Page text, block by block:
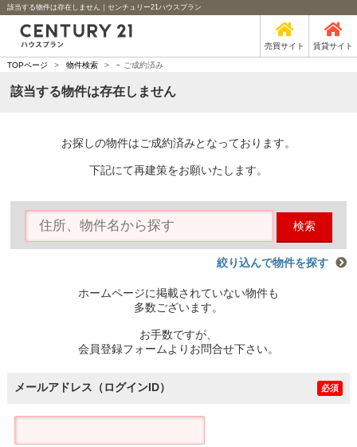
該当する物件は存在しません｜センチュリー21ハウスプラン
売買サイト 賃貸サイト
TOPページ > 物件検索 > - ご成約済み
該当する物件は存在しません
お探しの物件はご成約済みとなっております。
下記にて再建策をお願いたします。
検索
絞り込んで物件を探す
ホームページに掲載されていない物件も
多数ございます。
お手数ですが、
会員登録フォームよりお問合せ下さい。
メールアドレス（ログインID） 必須